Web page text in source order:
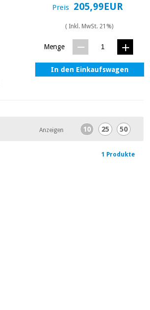
Preis 205,99EUR
( Inkl. MwSt. 21%)
Menge
In den Einkaufswagen
Anzeigen 10 25 50
1 Produkte